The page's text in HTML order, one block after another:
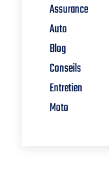
Assurance
Auto
Blog
Conseils
Entretien
Moto